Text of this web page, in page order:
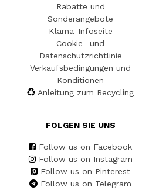
Rabatte und
Sonderangebote
Klarna-Infoseite
Cookie- und
Datenschutzrichtlinie
Verkaufsbedingungen und
Konditionen
Anleitung zum Recycling
FOLGEN SIE UNS
Follow us on Facebook
Follow us on Instagram
Follow us on Pinterest
Follow us on Telegram